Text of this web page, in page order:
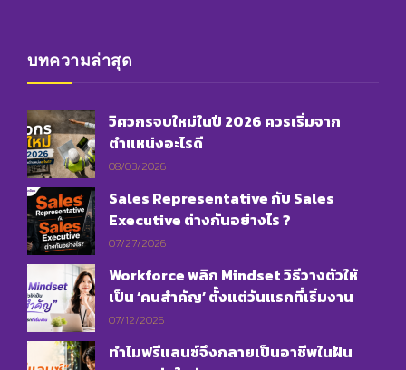
บทความล่าสุด
วิศวกรจบใหม่ในปี 2026 ควรเริ่มจาก
ตำแหน่งอะไรดี
08/03/2026
Sales Representative กับ Sales
Executive ต่างกันอย่างไร ?
07/27/2026
Workforce พลิก Mindset วิธีวางตัวให้
เป็น ‘คนสำคัญ’ ตั้งแต่วันแรกที่เริ่มงาน
07/12/2026
ทำไมฟรีแลนซ์จึงกลายเป็นอาชีพในฝัน